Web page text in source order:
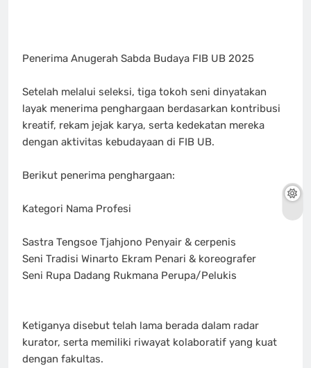
Penerima Anugerah Sabda Budaya FIB UB 2025
Setelah melalui seleksi, tiga tokoh seni dinyatakan
layak menerima penghargaan berdasarkan kontribusi
kreatif, rekam jejak karya, serta kedekatan mereka
dengan aktivitas kebudayaan di FIB UB.
Berikut penerima penghargaan:
Kategori Nama Profesi
Sastra Tengsoe Tjahjono Penyair & cerpenis
Seni Tradisi Winarto Ekram Penari & koreografer
Seni Rupa Dadang Rukmana Perupa/Pelukis
Ketiganya disebut telah lama berada dalam radar
kurator, serta memiliki riwayat kolaboratif yang kuat
dengan fakultas.